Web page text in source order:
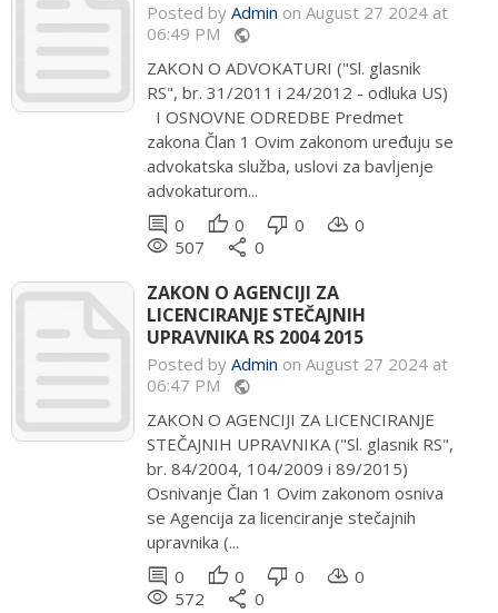
Posted by Admin on August 27 2024 at
06:49 PM public
ZAKON O ADVOKATURI ("Sl. glasnik
RS", br. 31/2011 i 24/2012 - odluka US)
I OSNOVNE ODREDBE Predmet
zakona Član 1 Ovim zakonom uređuju se
advokatska služba, uslovi za bavljenje
advokaturom...
comment 0 thumb_up 0 thumb_down 0 cloud_download 0
remove_red_eye 507 share 0
ZAKON O AGENCIJI ZA
LICENCIRANJE STEČAJNIH
UPRAVNIKA RS 2004 2015
Posted by Admin on August 27 2024 at
06:47 PM public
ZAKON O AGENCIJI ZA LICENCIRANJE
STEČAJNIH UPRAVNIKA ("Sl. glasnik RS",
br. 84/2004, 104/2009 i 89/2015)
Osnivanje Član 1 Ovim zakonom osniva
se Agencija za licenciranje stečajnih
upravnika (...
comment 0 thumb_up 0 thumb_down 0 cloud_download 0
remove_red_eye 572 share 0